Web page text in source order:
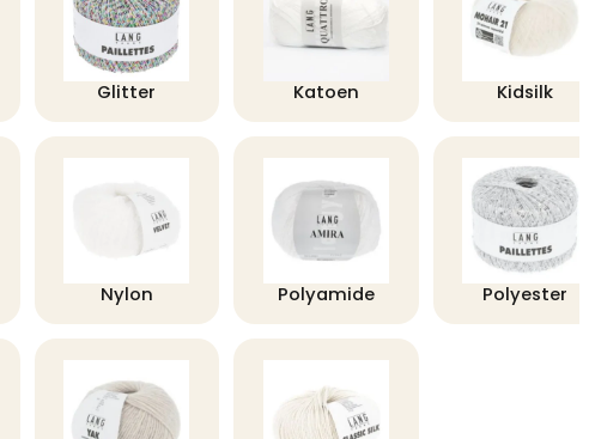
Glitter Katoen Kidsilk
Nylon Polyamide Polyester